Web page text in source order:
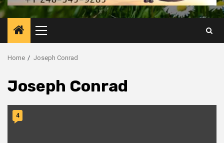
Primary
Menu
Home Joseph Conrad
Joseph Conrad
4